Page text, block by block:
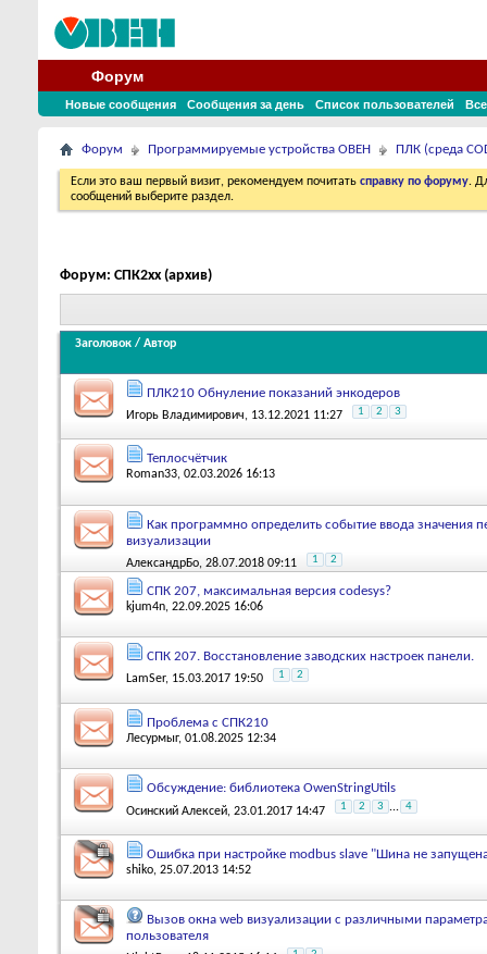
Форум
Новые сообщения Сообщения за день Список пользователей
Форум Программируемые устройства ОВЕН ПЛК (среда
Если это ваш первый визит, рекомендуем почитать справку по форуму.
сообщений выберите раздел.
Форум: СПК2xx (архив)
Заголовок / Автор
ПЛК210 Обнуление показаний энкодеров
Игорь Владимирович, 13.12.2021 11:27 1 2 3
Теплосчётчик
Roman33, 02.03.2026 16:13
Как программно определить событие ввода значения
визуализации
АлександрБо, 28.07.2018 09:11 1 2
СПК 207, максимальная версия codesys?
kjum4n, 22.09.2025 16:06
СПК 207. Восстановление заводских настроек панели.
LamSer, 15.03.2017 19:50 1 2
Проблема с СПК210
Лесурмыг, 01.08.2025 12:34
Обсуждение: библиотека OwenStringUtils
Осинский Алексей, 23.01.2017 14:47 1 2 3 ... 4
Ошибка при настройке modbus slave "Шина не
shiko, 25.07.2013 14:52
Вызов окна web визуализации с различными
пользователя